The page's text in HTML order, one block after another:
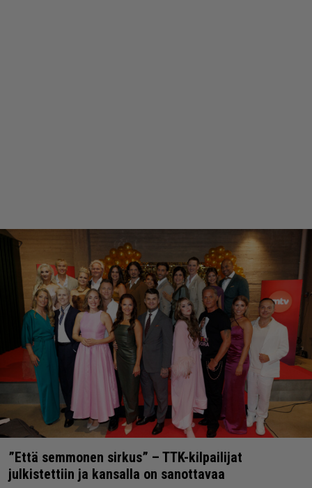
”Että semmonen sirkus” – TTK-kilpailijat
julkistettiin ja kansalla on sanottavaa